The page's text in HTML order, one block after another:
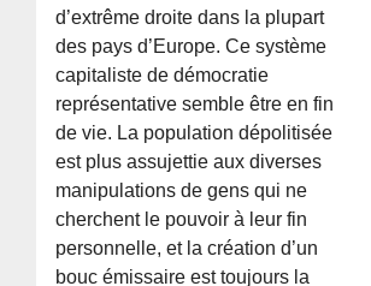
d’extrême droite dans la plupart
des pays d’Europe. Ce système
capitaliste de démocratie
représentative semble être en fin
de vie. La population dépolitisée
est plus assujettie aux diverses
manipulations de gens qui ne
cherchent le pouvoir à leur fin
personnelle, et la création d’un
bouc émissaire est toujours la